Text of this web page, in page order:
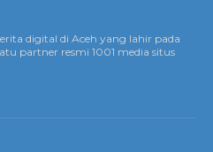
digital di Aceh yang lahir pada
partner resmi 1001 media situs